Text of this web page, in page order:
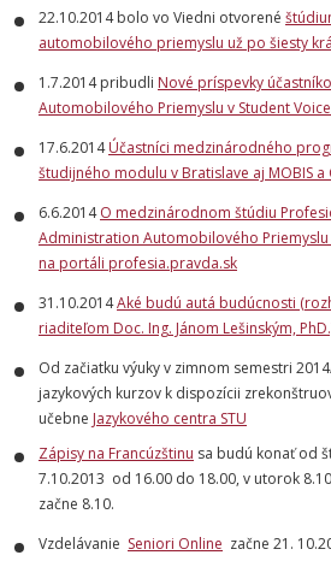
22.10.2014 bolo vo Viedni otvorené
automobilového priemyslu už po šiesty
1.7.2014 pribudli Nové príspevky
Automobilového Priemyslu v Student
17.6.2014Účastníci medzinárodného
študijného modulu v Bratislave aj MOBIS a
6.6.2014O medzinárodnom štúdiu
Administration Automobilového
na portáli profesia.pravda.sk
31.10.2014Aké budú autá budúcnosti
riaditeľom Doc. Ing. Jánom Lešinským,
Od začiatku výuky v zimnom semestri
jazykových kurzov k dispozícii
učebne Jazykového centra STU
Zápisy na Francúzštinu sa budú konať od
7.10.2013 od 16.00 do 18.00, v utorok
začne 8.10.
Vzdelávanie Seniori Online začne 21.